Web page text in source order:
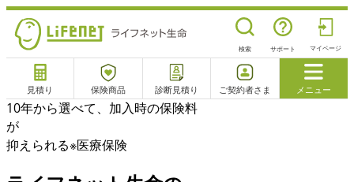
検索 サポート マイページ
見積り 保険商品 診断見積り ご契約者さま メニュー
サポート
10年から選べて、加入時の保険料
が
抑えられる※医療保険